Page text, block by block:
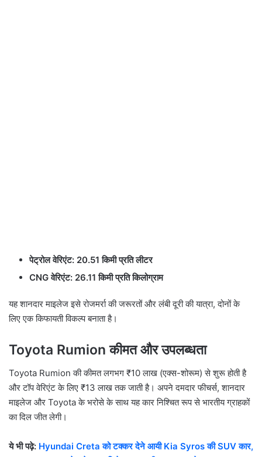
पेट्रोल वेरिएंट: 20.51 किमी प्रति लीटर
CNG वेरिएंट: 26.11 किमी प्रति किलोग्राम
यह शानदार माइलेज इसे रोजमर्रा की जरूरतों और लंबी दूरी की यात्रा, दोनों के
लिए एक किफायती विकल्प बनाता है।
Toyota Rumion कीमत और उपलब्धता
Toyota Rumion की कीमत लगभग ₹10 लाख (एक्स-शोरूम) से शुरू होती है
और टॉप वेरिएंट के लिए ₹13 लाख तक जाती है। अपने दमदार फीचर्स, शानदार
माइलेज और Toyota के भरोसे के साथ यह कार निश्चित रूप से भारतीय ग्राहकों
का दिल जीत लेगी।
ये भी पढ़े: Hyundai Creta को टक्कर देने आयी Kia Syros की SUV कार,